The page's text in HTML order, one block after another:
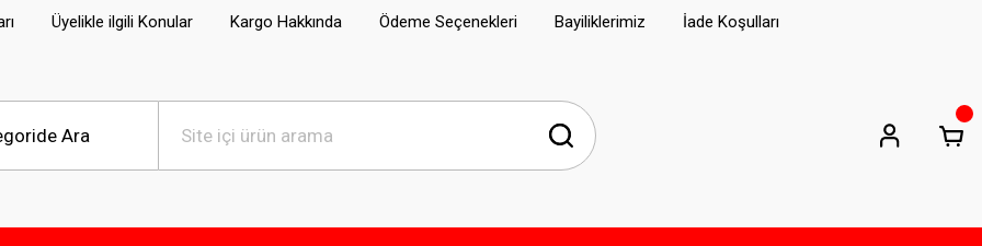
Üyelikle ilgili Konular Kargo Hakkında Ödeme Seçenekleri Bayiliklerimiz İade Koşulları